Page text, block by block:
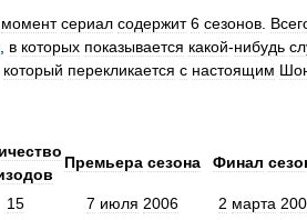
момент сериал содержит 6 сезонов
в которых показывается какой-нибудь
который перекликается с настоящим
Премьера сезона Финал
15 7 июля 2006 2 марта